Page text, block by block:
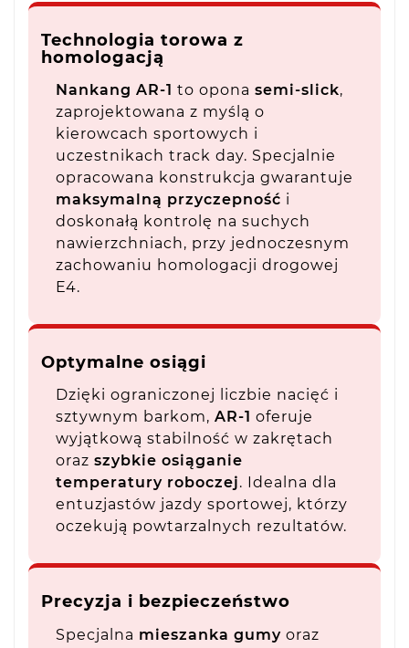
Technologia torowa z
homologacją
Nankang AR-1 to opona semi-slick,
zaprojektowana z myślą o
kierowcach sportowych i
uczestnikach track day. Specjalnie
opracowana konstrukcja gwarantuje
maksymalną przyczepność i
doskonałą kontrolę na suchych
nawierzchniach, przy jednoczesnym
zachowaniu homologacji drogowej
E4.
Optymalne osiągi
Dzięki ograniczonej liczbie nacięć i
sztywnym barkom, AR-1 oferuje
wyjątkową stabilność w zakrętach
oraz szybkie osiąganie
temperatury roboczej. Idealna dla
entuzjastów jazdy sportowej, którzy
oczekują powtarzalnych rezultatów.
Precyzja i bezpieczeństwo
Specjalna mieszanka gumy oraz